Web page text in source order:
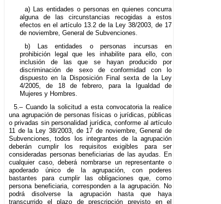
a) Las entidades o personas en quienes concurra
alguna de las circunstancias recogidas a estos
efectos en el artículo 13.2 de la Ley 38/2003, de 17
de noviembre, General de Subvenciones.
b) Las entidades o personas incursas en
prohibición legal que les inhabilite para ello, con
inclusión de las que se hayan producido por
discriminación de sexo de conformidad con lo
dispuesto en la Disposición Final sexta de la Ley
4/2005, de 18 de febrero, para la Igualdad de
Mujeres y Hombres.
5.– Cuando la solicitud a esta convocatoria la realice
una agrupación de personas físicas o jurídicas, públicas
o privadas sin personalidad jurídica, conforme al artículo
11 de la Ley 38/2003, de 17 de noviembre, General de
Subvenciones, todos los integrantes de la agrupación
deberán cumplir los requisitos exigibles para ser
consideradas personas beneficiarias de las ayudas. En
cualquier caso, deberá nombrarse un representante o
apoderado único de la agrupación, con poderes
bastantes para cumplir las obligaciones que, como
persona beneficiaria, corresponden a la agrupación. No
podrá disolverse la agrupación hasta que haya
transcurrido el plazo de prescripción previsto en el